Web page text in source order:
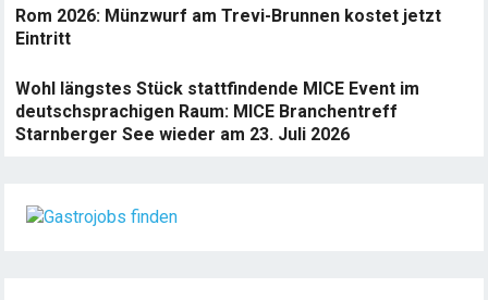
Rom 2026: Münzwurf am Trevi-Brunnen kostet jetzt
Eintritt
Wohl längstes Stück stattfindende MICE Event im
deutschsprachigen Raum: MICE Branchentreff
Starnberger See wieder am 23. Juli 2026